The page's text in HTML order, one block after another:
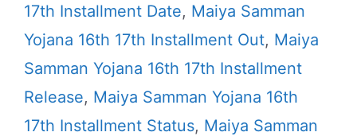
17th Installment Date, Maiya Samman
Yojana 16th 17th Installment Out, Maiya
Samman Yojana 16th 17th Installment
Release, Maiya Samman Yojana 16th
17th Installment Status, Maiya Samman